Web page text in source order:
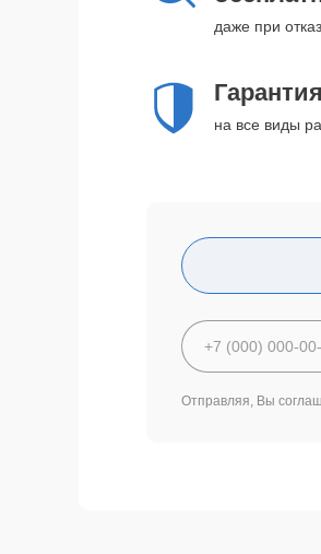
даже при
на все виды
Отправляя, Вы